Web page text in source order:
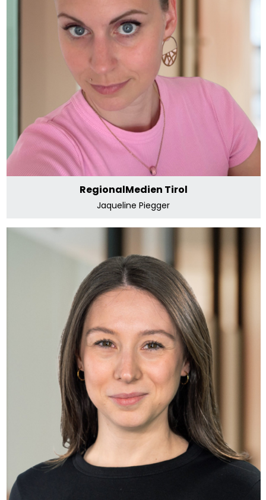
RegionalMedien Tirol
Jaqueline Piegger
E-Mail senden
RegionalMedien Tirol
Jaqueline Piegger
RegionalMedien Wien
Lisa Schertler
E-Mail senden
+43 664 80 666 5084